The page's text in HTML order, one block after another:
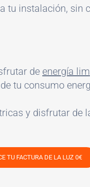
tu instalación, sin
de energía
tu consumo
y disfrutar de
TU FACTURA DE LA LUZ 0€